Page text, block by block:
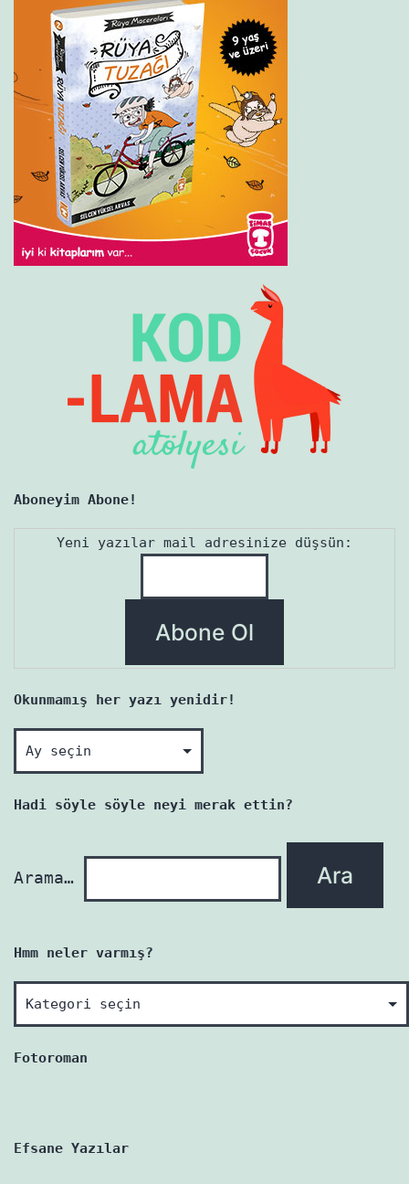
Aboneyim Abone!
Yeni yazılar mail adresinize düşsün:
Okunmamış her yazı yenidir!
Okunmamış
her
yazı
Hadi söyle söyle neyi merak ettin?
Arama…
Hmm neler varmış?
Hmm
neler
varmış?
Fotoroman
Efsane Yazılar